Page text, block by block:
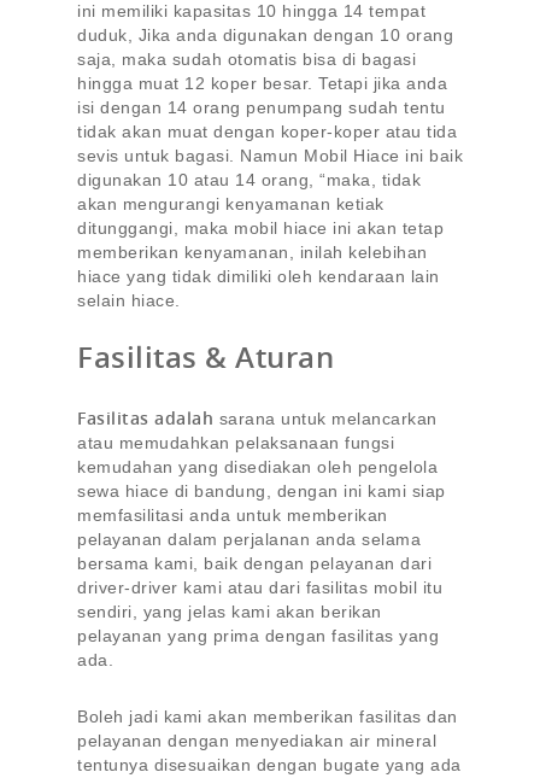
ini memiliki kapasitas 10 hingga 14 tempat
duduk, Jika anda digunakan dengan 10 orang
saja, maka sudah otomatis bisa di bagasi
hingga muat 12 koper besar. Tetapi jika anda
isi dengan 14 orang penumpang sudah tentu
tidak akan muat dengan koper-koper atau tida
sevis untuk bagasi. Namun Mobil Hiace ini baik
digunakan 10 atau 14 orang, “maka, tidak
akan mengurangi kenyamanan ketiak
ditunggangi, maka mobil hiace ini akan tetap
memberikan kenyamanan, inilah kelebihan
hiace yang tidak dimiliki oleh kendaraan lain
selain hiace.
Fasilitas & Aturan
Fasilitas adalah sarana untuk melancarkan
atau memudahkan pelaksanaan fungsi
kemudahan yang disediakan oleh pengelola
sewa hiace di bandung, dengan ini kami siap
memfasilitasi anda untuk memberikan
pelayanan dalam perjalanan anda selama
bersama kami, baik dengan pelayanan dari
driver-driver kami atau dari fasilitas mobil itu
sendiri, yang jelas kami akan berikan
pelayanan yang prima dengan fasilitas yang
ada.
Boleh jadi kami akan memberikan fasilitas dan
pelayanan dengan menyediakan air mineral
tentunya disesuaikan dengan bugate yang ada